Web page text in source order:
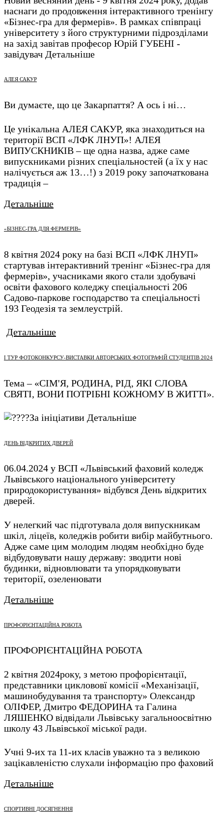
наснаги до продовження інтерактивного тренінгу
«Бізнес-гра для фермерів». В рамках співпраці
університету з його структурними підрозділами
на захід завітав професор Юрій ГУБЕНІ -
завідувач Детальніше
АЛЕЯ САКУР
Ви думаєте, що це Закарпаття? А ось і ні…
Це унікальна АЛЕЯ САКУР, яка знаходиться на
території ВСП «ЛФК ЛНУП»! АЛЕЯ
ВИПУСКНИКІВ – ще одна назва, адже саме
випускниками різних спеціальностей (а їх у нас
налічується аж 13…!) з 2019 року започаткована
традиція –
Детальніше
«БІЗНЕС-ГРА ДЛЯ ФЕРМЕРІВ»
8 квітня 2024 року на базі ВСП «ЛФК ЛНУП»
стартував інтерактивний тренінг «Бізнес-гра для
фермерів», учасниками якого стали здобувачі
освіти фахового коледжу спеціальності 206
Садово-паркове господарство та спеціальності
193 Геодезія та землеустрій.
Детальніше
І ТУР ФОТОКОНКУРСУ-ВИСТАВКИ АВТОРСЬКИХ ФОТОГРАФІЙ СТУДЕНТІВ 2024
Тема – «СІМ'Я, РОДИНА, РІД, ЯКІ СЛОВА
СВЯТІ, ВОНИ ПОТРІБНІ КОЖНОМУ В ЖИТТІ».
За ініціативи Детальніше
ДЕНЬ ВІДКРИТИХ ДВЕРЕЙ
06.04.2024 у ВСП «Львівський фаховий коледж
Львівського національного університету
природокористування» відбувся День відкритих
дверей.
У нелегкий час підготувала доля випускникам
шкіл, ліцеїв, коледжів робити вибір майбутнього.
Адже саме цим молодим людям необхідно буде
відбудовувати нашу державу: зводити нові
будинки, відновлювати та упорядковувати
території, озеленювати
Детальніше
ПРОФОРІЄНТАЦІЙНА РОБОТА
ПРОФОРІЄНТАЦІЙНА РОБОТА
2 квітня 2024року, з метою профорієнтації,
представники циклововї комісії «Механізації,
машинобудування та транспорту» Олександр
ОЛІФЕР, Дмитро ФЕДОРИНА та Галина
ЛЯШЕНКО відвідали Львівську загальноосвітню
школу 43 Львівської міської ради.
Учні 9-их та 11-их класів уважно та з великою
зацікавленістю слухали інформацію про фаховий
Детальніше
СПОРТИВНІ ДОСЯГНЕННЯ